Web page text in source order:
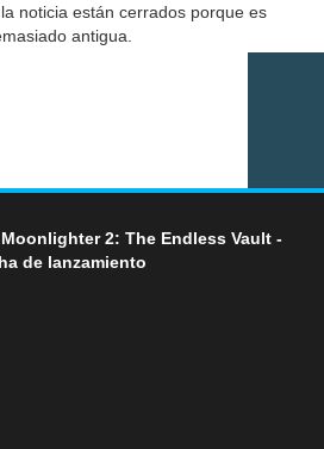
noticia están cerrados porque es
antigua.
2: The Endless Vault -
de lanzamiento